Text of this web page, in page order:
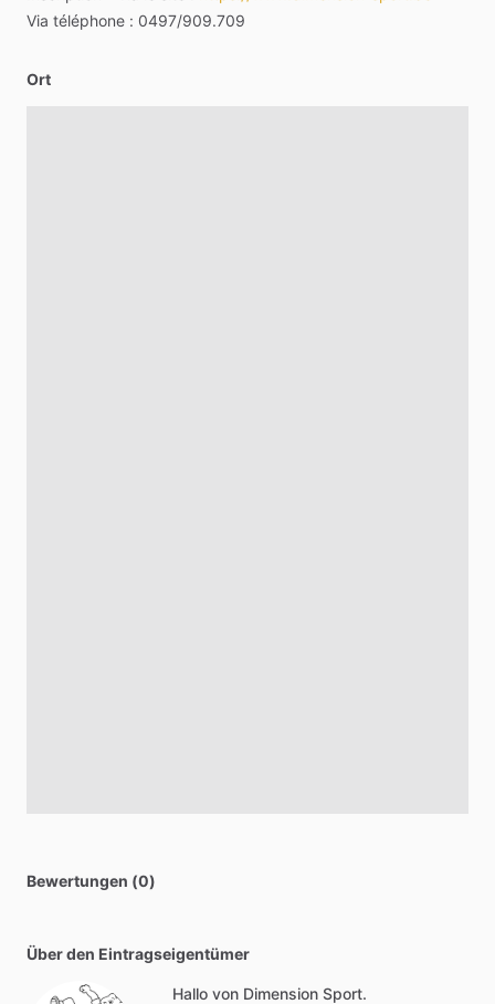
Via téléphone : 0497​​/​​909.709
Ort
Bewertungen (0)
Über den Eintragseigentümer
Hallo von Dimension Sport.